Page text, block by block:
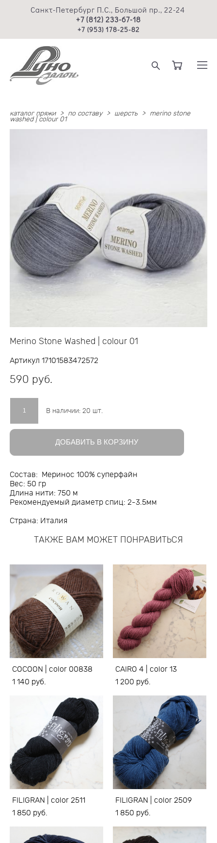
Санкт-Петербург П.С., Большой пр., 22-24
+7 (812) 233-67-18
+7 (953) 178-25-82
каталог пряжи > по составу > шерсть >
merino stone
washed | colour 01
Merino Stone Washed | colour 01
Артикул 17101583472572
590 pуб.
В наличии: 20 шт.
ДОБАВИТЬ В КОРЗИНУ
Состав: Меринос 100% суперфайн
Вес: 50 гр
Длина нити: 750 м
Рекомендуемый диаметр спиц: 2-3.5мм
Страна: Италия
ТАКЖЕ ВАМ МОЖЕТ ПОНРАВИТЬСЯ
COCOON | color 00838
1 140 pуб.
CAIRO 4 | color 13
1 200 pуб.
FILIGRAN | color 2511
1 850 pуб.
FILIGRAN | color 2509
1 850 pуб.